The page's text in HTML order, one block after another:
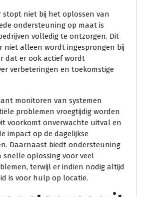
stopt niet bij het oplossen van
ondersteuning op maat is
volledig te ontzorgen. Dit
niet alleen wordt ingesprongen bij
dat er ook actief wordt
verbeteringen en toekomstige
monitoren van systemen
problemen vroegtijdig worden
voorkomt onverwachte uitval en
impact op de dagelijkse
Daarnaast biedt ondersteuning
snelle oplossing voor veel
terwijl er indien nodig altijd
is voor hulp op locatie.